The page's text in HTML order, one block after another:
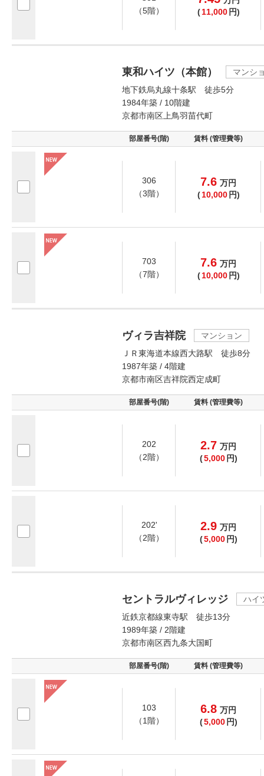
（5階）
( 11,000 円)
東和ハイツ（本館）
マンシ
地下鉄烏丸線十条駅 徒歩5分
1984年築 / 10階建
京都市南区上鳥羽苗代町
部屋番号(階) 賃料 (管理費等)
306
（3階）
7.6 万円
( 10,000 円)
703
（7階）
7.6 万円
( 10,000 円)
ヴィラ吉祥院
マンション
ＪＲ東海道本線西大路駅 徒歩8分
1987年築 / 4階建
京都市南区吉祥院西定成町
部屋番号(階) 賃料 (管理費等)
202
（2階）
2.7 万円
(5,000 円)
202'
（2階）
2.9 万円
(5,000 円)
セントラルヴィレッジ
ハイ
近鉄京都線東寺駅 徒歩13分
1989年築 / 2階建
京都市南区西九条大国町
部屋番号(階) 賃料 (管理費等)
103
（1階）
6.8 万円
(5,000 円)